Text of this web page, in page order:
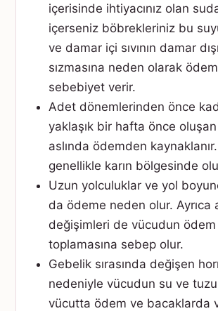
içerisinde ihtiyacınız olan
içerseniz böbrekleriniz bu
ve damar içi sıvının damar
sızmasına neden olarak
sebebiyet verir.
Adet dönemlerinden önce
yaklaşık bir hafta önce
aslında ödemden
genellikle karın bölgesinde
Uzun yolculuklar ve yol
da ödeme neden olur. Ayrıca
değişimleri de vücudun ödem
toplamasına sebep olur.
Gebelik sırasında değişen
nedeniyle vücudun su ve tuzu
vücutta ödem ve bacaklarda